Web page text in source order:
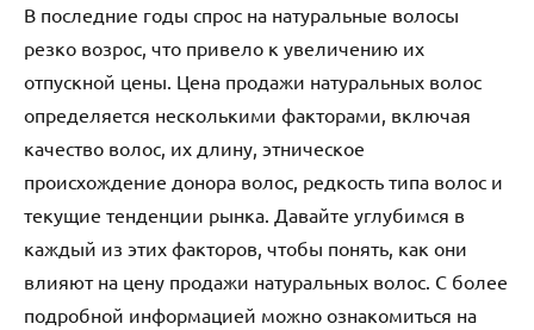
В последние годы спрос на натуральные волосы
резко возрос, что привело к увеличению их
отпускной цены. Цена продажи натуральных волос
определяется несколькими факторами, включая
качество волос, их длину, этническое
происхождение донора волос, редкость типа волос и
текущие тенденции рынка. Давайте углубимся в
каждый из этих факторов, чтобы понять, как они
влияют на цену продажи натуральных волос. С более
подробной информацией можно ознакомиться на